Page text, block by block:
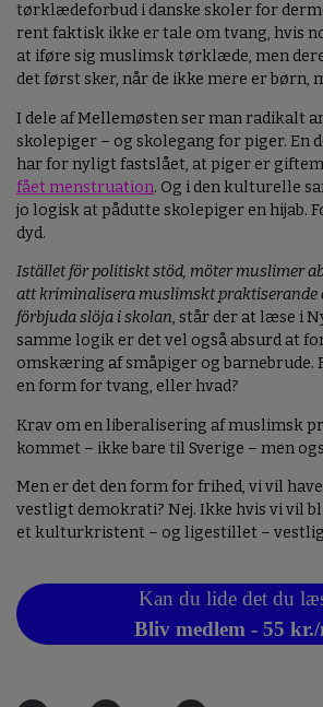
tørklædeforbud i danske skoler for
rent faktisk ikke er tale om tvang, hvis
at iføre sig muslimsk tørklæde, men
det først sker, når de ikke mere er børn,
I dele af Mellemøsten ser man radikalt
skolepiger – og skolegang for piger. En
har for nyligt fastslået, at piger er
fået menstruation. Og i den kulturelle
jo logisk at pådutte skolepiger en hijab.
dyd.
Istället för politiskt stöd, möter muslimer
att kriminalisera muslimskt praktiserande
förbjuda slöja i skolan, står der at læse i
samme logik er det vel også absurd at
omskæring af småpiger og barnebrude.
en form for tvang, eller hvad?
Krav om en liberalisering af muslimsk
kommet – ikke bare til Sverige – men
Men er det den form for frihed, vi vil
vestligt demokrati? Nej. Ikke hvis vi vil
et kulturkristent – og ligestillet –
Kan du lide det du
Bliv medlem - 55